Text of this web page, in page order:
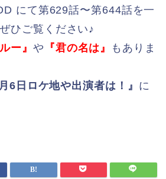
にて第629話〜第644話を一
ひご覧ください♪
ー』 や 『君の名は』
もありま
6日ロケ地や出演者は！』 に